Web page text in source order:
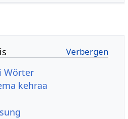
Wörter
kehraa